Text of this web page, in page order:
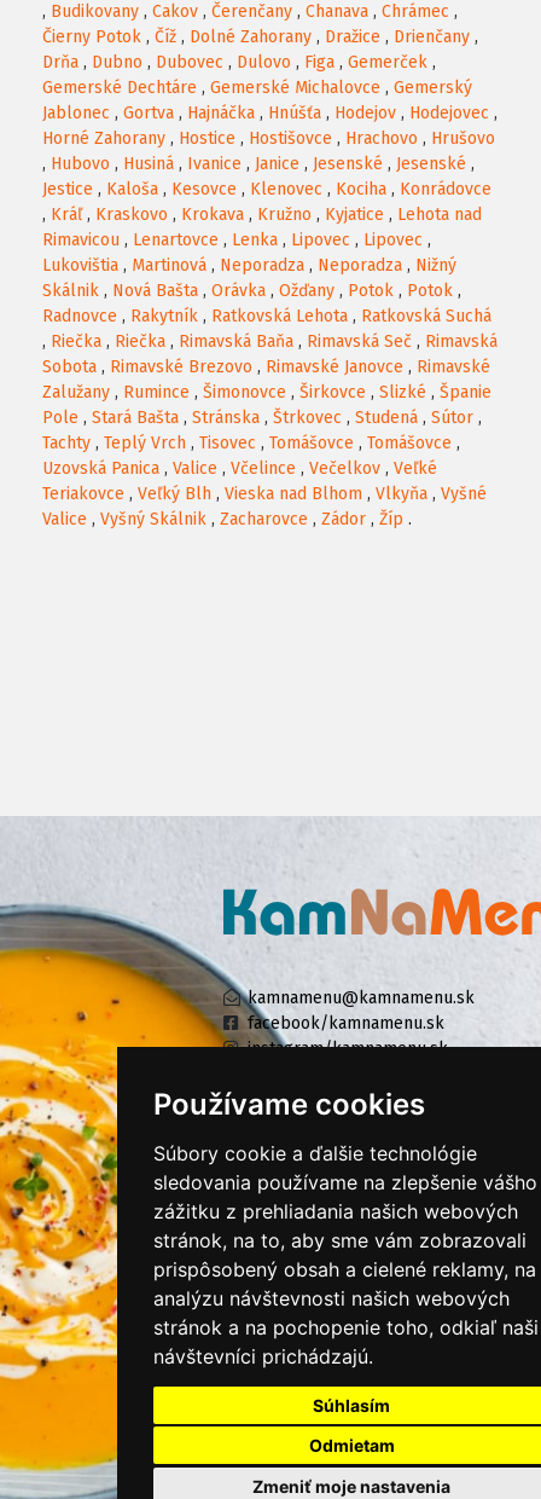
Používame cookies
Súbory cookie a ďalšie technológie
sledovania používame na zlepšenie vášho
zážitku z prehliadania našich webových
stránok, na to, aby sme vám zobrazovali
prispôsobený obsah a cielené reklamy, na
analýzu návštevnosti našich webových
stránok a na pochopenie toho, odkiaľ naši
návštevníci prichádzajú.
Súhlasím
Odmietam
Zmeniť moje nastavenia
, Budikovany , Cakov , Čerenčany , Chanava , Chrámec ,
Čierny Potok , Číž , Dolné Zahorany , Dražice , Drienčany ,
Drňa , Dubno , Dubovec , Dulovo , Figa , Gemerček ,
Gemerské Dechtáre , Gemerské Michalovce , Gemerský
Jablonec , Gortva , Hajnáčka , Hnúšťa , Hodejov , Hodejovec ,
Horné Zahorany , Hostice , Hostišovce , Hrachovo , Hrušovo
, Hubovo , Husiná , Ivanice , Janice , Jesenské , Jesenské ,
Jestice , Kaloša , Kesovce , Klenovec , Kociha , Konrádovce
, Kráľ, Kraskovo , Krokava , Kružno , Kyjatice , Lehota nad
Rimavicou , Lenartovce , Lenka , Lipovec , Lipovec ,
Lukovištia , Martinová , Neporadza , Neporadza , Nižný
Skálnik , Nová Bašta , Orávka , Ožďany , Potok , Potok ,
Radnovce , Rakytník , Ratkovská Lehota , Ratkovská Suchá
, Riečka , Riečka , Rimavská Baňa , Rimavská Seč , Rimavská
Sobota , Rimavské Brezovo , Rimavské Janovce , Rimavské
Zalužany , Rumince , Šimonovce , Širkovce , Slizké , Španie
Pole , Stará Bašta , Stránska , Štrkovec , Studená , Sútor ,
Tachty , Teplý Vrch , Tisovec , Tomášovce , Tomášovce ,
Uzovská Panica , Valice , Včelince , Večelkov , Veľké
Teriakovce , Veľký Blh , Vieska nad Blhom , Vlkyňa , Vyšné
Valice , Vyšný Skálnik , Zacharovce , Zádor , Žíp .
kamnamenu@kamnamenu.sk
facebook/kamnamenu.sk
instagram/kamnamenu.sk
PRIHLÁSIŤ SA DO ZÁKAZNÍCKEJ ZÓNY
Všeobecné obchodné podmienky
Ochrana osobných údajov
Cookies
Moje KamNaMenu
Pridať reštauráciu
Cenník balíkov